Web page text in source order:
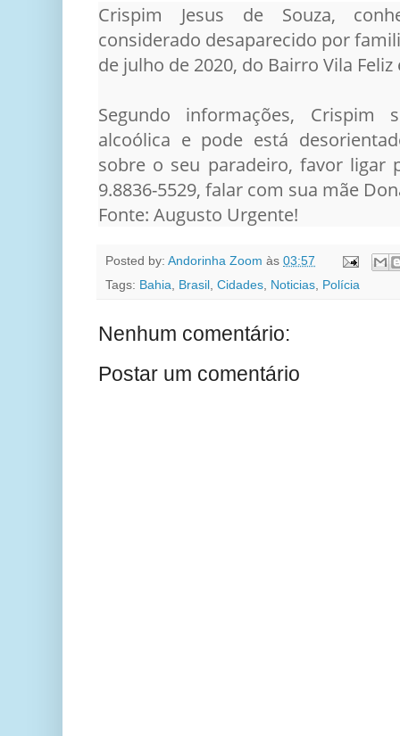
Crispim Jesus de Souza,
considerado desaparecido por
de julho de 2020, do Bairro Vila Feliz
Segundo informações, Crispim
alcoólica e pode está
sobre o seu paradeiro, favor ligar
9.8836-5529, falar com sua mãe
Fonte: Augusto Urgente!
Posted by: Andorinha Zoom às 03:57
Tags: Bahia, Brasil , Cidades, Noticias, Polícia
Nenhum comentário:
Postar um comentário